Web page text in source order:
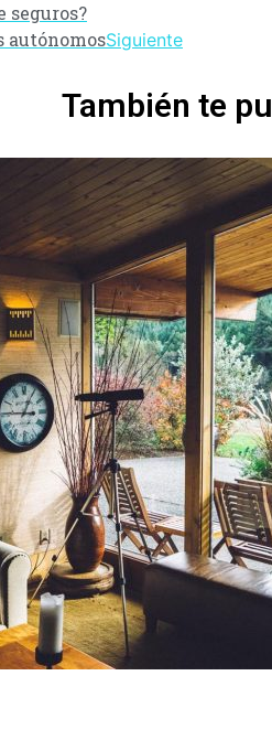
seguros?
autónomosSiguiente
También te